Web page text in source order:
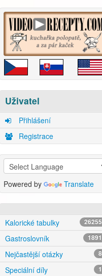
Uživatel
Přihlášení
Registrace
Powered by Translate
Kalorické tabulky 26255
Gastroslovník 1891
Nejčastější otázky 8
Speciální díly 1